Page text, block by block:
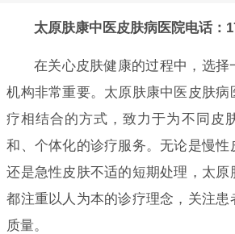
太原肤康中医皮肤病医院电话：
在关心皮肤健康的过程中，选择
机构非常重要。太原肤康中医皮肤病
疗相结合的方式，致力于为不同皮
和、个体化的诊疗服务。无论是慢性
还是急性皮肤不适的短期处理，太
都注重以人为本的诊疗理念，关注
质量。